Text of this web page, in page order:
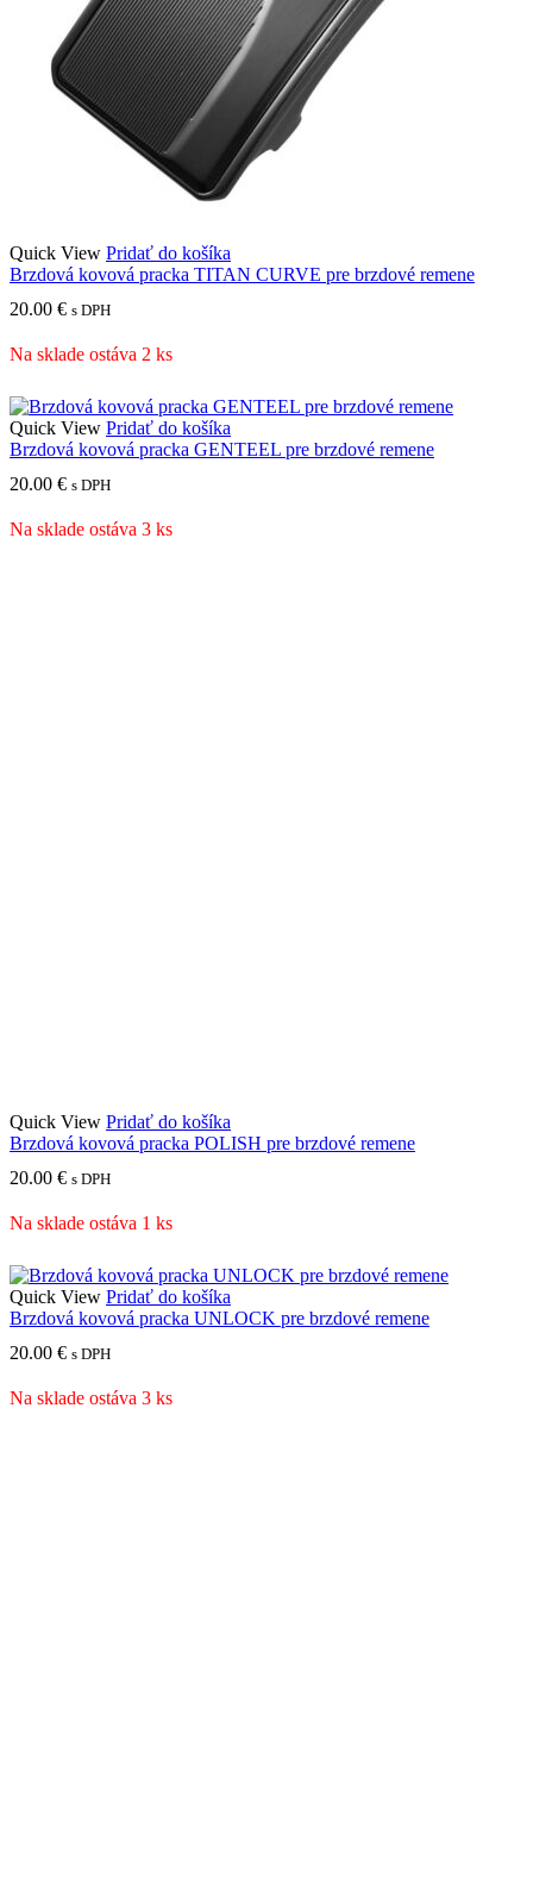
Quick View Pridať do košíka
Brzdová kovová pracka TITAN CURVE pre brzdové remene
20.00 € s DPH
Na sklade ostáva 2 ks
Quick View Pridať do košíka
Brzdová kovová pracka GENTEEL pre brzdové remene
20.00 € s DPH
Na sklade ostáva 3 ks
Quick View Pridať do košíka
Brzdová kovová pracka POLISH pre brzdové remene
20.00 € s DPH
Na sklade ostáva 1 ks
Quick View Pridať do košíka
Brzdová kovová pracka UNLOCK pre brzdové remene
20.00 € s DPH
Na sklade ostáva 3 ks